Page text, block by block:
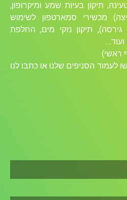
תיקון בעיות שמע ומיקרופון,
מכשירי סמארטפון לשימוש
גירסה), תיקון נזקי מים, החלפת
ראשי)
לעמוד הסניפים שלנו או כתבו לנו